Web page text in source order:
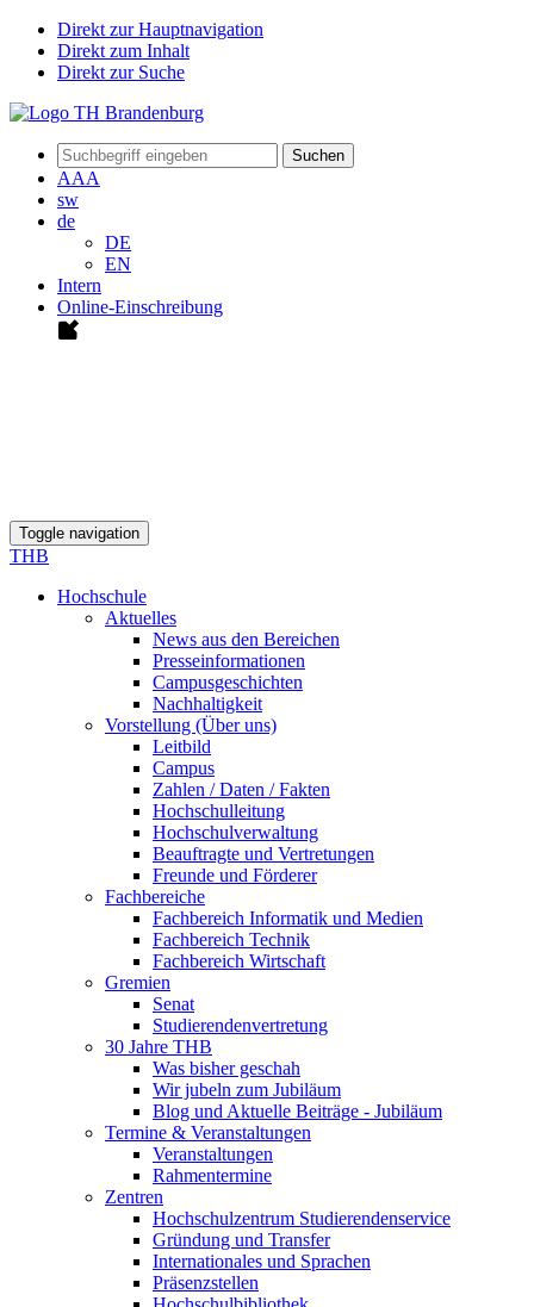
Direkt zur Hauptnavigation
Direkt zum Inhalt
Direkt zur Suche
Suchen
AAA
sw
de
DE
EN
Intern
Online-Einschreibung
Toggle navigation
THB
Hochschule
Aktuelles
News aus den Bereichen
Presseinformationen
Campusgeschichten
Nachhaltigkeit
Vorstellung (Über uns)
Leitbild
Campus
Zahlen / Daten / Fakten
Hochschulleitung
Hochschulverwaltung
Beauftragte und Vertretungen
Freunde und Förderer
Fachbereiche
Fachbereich Informatik und Medien
Fachbereich Technik
Fachbereich Wirtschaft
Gremien
Senat
Studierendenvertretung
30 Jahre THB
Was bisher geschah
Wir jubeln zum Jubiläum
Blog und Aktuelle Beiträge - Jubiläum
Termine & Veranstaltungen
Veranstaltungen
Rahmentermine
Zentren
Hochschulzentrum Studierendenservice
Gründung und Transfer
Internationales und Sprachen
Präsenzstellen